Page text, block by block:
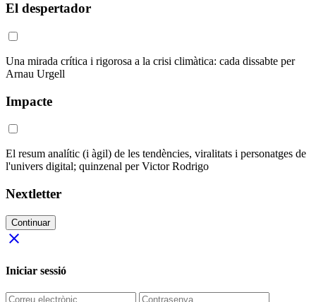
El despertador
Una mirada crítica i rigorosa a la crisi climàtica: cada dissabte per
Arnau Urgell
Impacte
El resum analític (i àgil) de les tendències, viralitats i personatges de
l'univers digital; quinzenal per Victor Rodrigo
Nextletter
Continuar
close
Iniciar sessió